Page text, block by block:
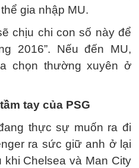
gia nhập MU.
chịu chi con số này để
2016”. Nếu đến MU,
chọn thường xuyên ở
tay của PSG
thực sự muốn ra đi
ra sức giữ anh ở lại
khi Chelsea và Man City